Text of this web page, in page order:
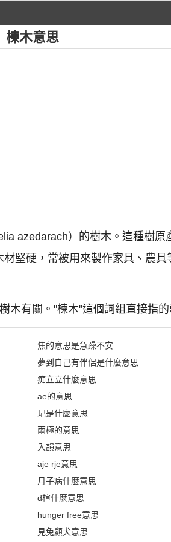
楝木意思
azedarach）的樹木。這種樹原
堅硬，常被用來製作家具、農具
木有關。"楝木"這個詞組直接指的
焦的意思是急躁不安
夢到自己有伴侶是什麼意思
痴立立什麼意思
ae的意思
玘是什麼意思
兩極的意思
入韻意思
aje rje意思
月子病什麼意思
d楦什麼意思
hunger free意思
見兔顧犬意思